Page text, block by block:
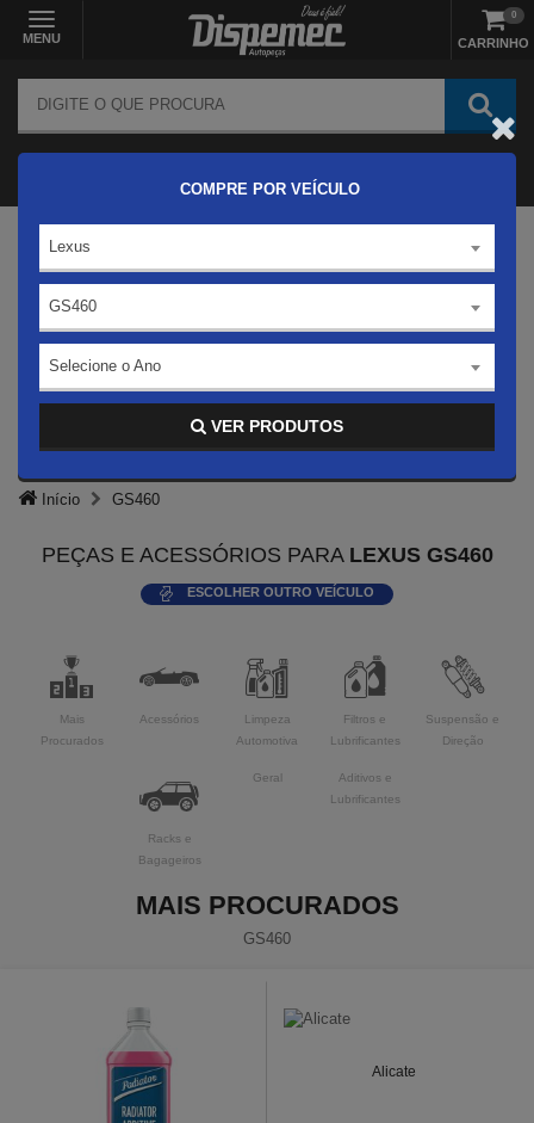
MENU CARRINHO
0
COMPRE POR VEÍCULO
Lexus
GS460
Selecione o Ano
VER PRODUTOS
Início GS460
PEÇAS E ACESSÓRIOS PARA LEXUS GS460
ESCOLHER OUTRO VEÍCULO
Mais
Procurados
Acessórios
Limpeza
Automotiva
Filtros e
Lubrificantes
Suspensão e
Direção
Racks e
Bagageiros
Geral
Aditivos e
Lubrificantes
MAIS PROCURADOS
GS460
Alicate